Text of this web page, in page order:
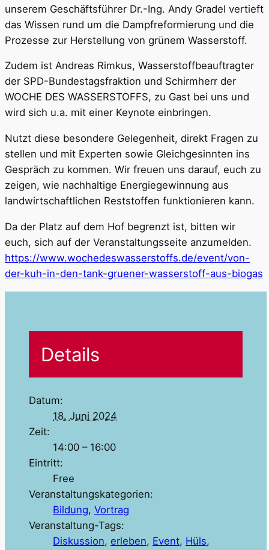
unserem Geschäftsführer Dr.-Ing. Andy Gradel vertieft
das Wissen rund um die Dampfreformierung und die
Prozesse zur Herstellung von grünem Wasserstoff.
Zudem ist Andreas Rimkus, Wasserstoffbeauftragter
der SPD-Bundestagsfraktion und Schirmherr der
WOCHE DES WASSERSTOFFS, zu Gast bei uns und
wird sich u.a. mit einer Keynote einbringen.
Nutzt diese besondere Gelegenheit, direkt Fragen zu
stellen und mit Experten sowie Gleichgesinnten ins
Gespräch zu kommen. Wir freuen uns darauf, euch zu
zeigen, wie nachhaltige Energiegewinnung aus
landwirtschaftlichen Reststoffen funktionieren kann.
Da der Platz auf dem Hof begrenzt ist, bitten wir
euch, sich auf der Veranstaltungsseite anzumelden.
https://www.wochedeswasserstoffs.de/event/von-
der-kuh-in-den-tank-gruener-wasserstoff-aus-biogas
Details
Datum:
18. Juni 2024
Zeit:
14:00 – 16:00
Eintritt:
Free
Veranstaltungskategorien:
Bildung, Vortrag
Veranstaltung-Tags:
Diskussion, erleben, Event, Hüls,